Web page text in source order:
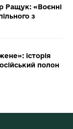
Ращук: «Воєнні
з
історія
полон